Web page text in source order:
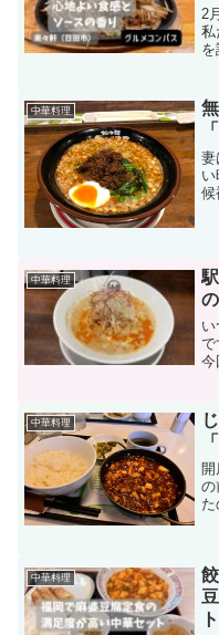
2
私
老
中華料理
妻
い
候
中華料理
で
今
中華料理
の
ま
中華料理
ト